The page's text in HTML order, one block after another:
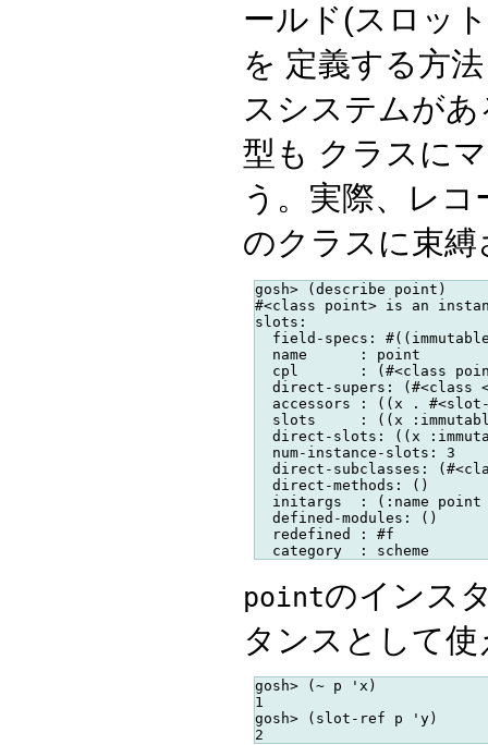
ールド(スロッ
を 定義する方
スシステムが
型も クラスに
う。実際、レ
のクラスに束
gosh> (describe point)
#<class point> is an
slots:
field-specs:
  name      : point
cpl       : (#<class
direct-supers: (#<class
accessors : ((x .
slots     : ((x
direct-slots: ((x
  num-instance-slots: 3
direct-subclasses:
  direct-methods: ()
initargs  : (:name
  defined-modules: ()
  redefined : #f
pointのインス
タンスとして使
gosh> (~ p 'x)
1
gosh> (slot-ref p 'y)